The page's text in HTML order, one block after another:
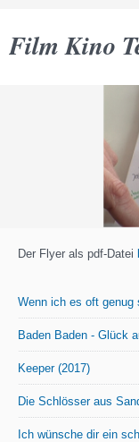
Film Kino
Der Flyer als pdf-Datei
Wenn ich es oft genug
Baden Baden - Glück
Keeper (2017)
Die Schlösser aus
Ich wünsche dir ein